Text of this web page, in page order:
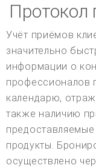
Протокол
Учёт приёмов
значительно
информации о
профессионалов
календарю,
также наличию
продукты.
осуществлено